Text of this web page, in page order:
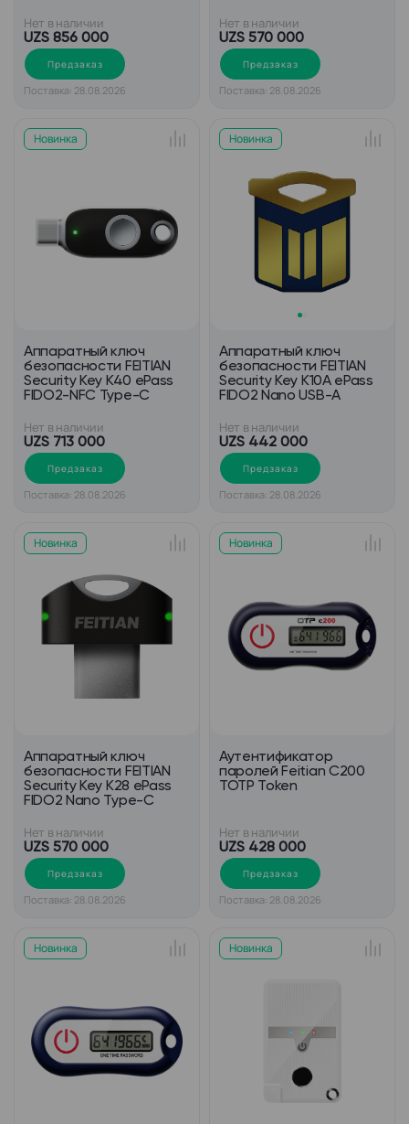
Нет в наличии
UZS 856 000
Предзаказ
Поставка: 28.08.2026
Нет в наличии
UZS 570 000
Предзаказ
Поставка: 28.08.2026
Новинка
Аппаратный ключ
безопасности FEITIAN
Security Key K40 ePass
FIDO2-NFC Type-C
Нет в наличии
UZS 713 000
Предзаказ
Поставка: 28.08.2026
Новинка
Аппаратный ключ
безопасности FEITIAN
Security Key K10A ePass
FIDO2 Nano USB-A
Нет в наличии
UZS 442 000
Предзаказ
Поставка: 28.08.2026
Новинка
Аппаратный ключ
безопасности FEITIAN
Security Key K28 ePass
FIDO2 Nano Type-C
Нет в наличии
UZS 570 000
Предзаказ
Поставка: 28.08.2026
Новинка
Аутентификатор
паролей Feitian С200
TOTP Token
Нет в наличии
UZS 428 000
Предзаказ
Поставка: 28.08.2026
Новинка Новинка